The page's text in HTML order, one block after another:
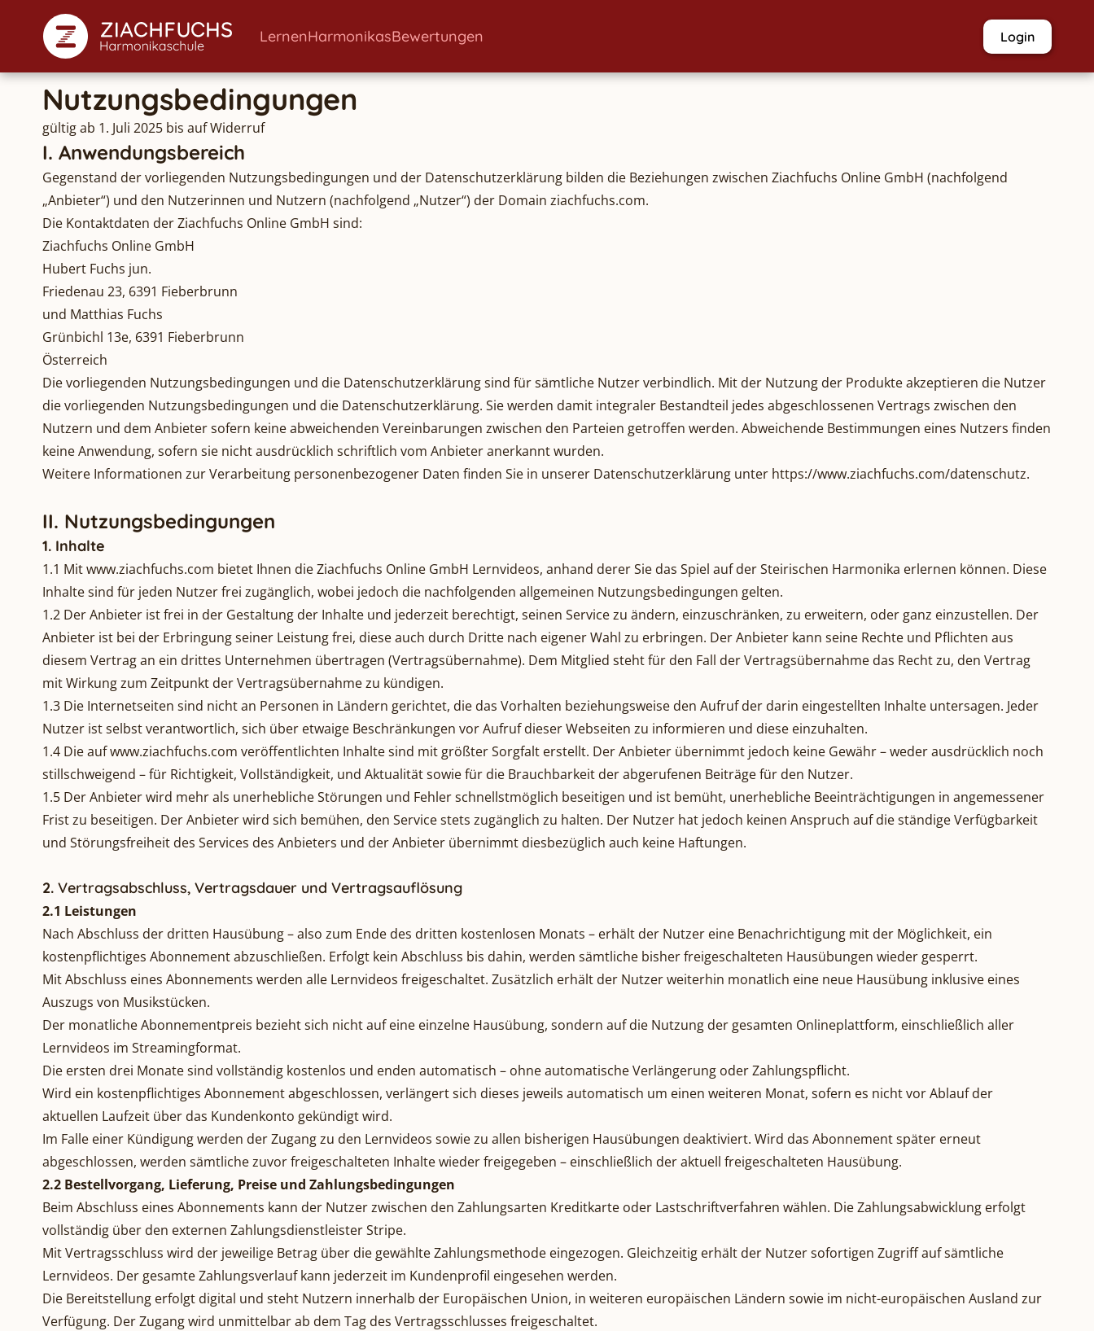
LernenHarmonikasBewertungen Login
Nutzungsbedingungen
gültig ab 1. Juli 2025 bis auf Widerruf
I. Anwendungsbereich
Gegenstand der vorliegenden Nutzungsbedingungen und der Datenschutzerklärung bilden die Beziehungen zwischen Ziachfuchs Online GmbH (nachfolgend
„Anbieter“) und den Nutzerinnen und Nutzern (nachfolgend „Nutzer“) der Domain ziachfuchs.com.
Die Kontaktdaten der Ziachfuchs Online GmbH sind:
Ziachfuchs Online GmbH
Hubert Fuchs jun.
Friedenau 23, 6391 Fieberbrunn
und Matthias Fuchs
Grünbichl 13e, 6391 Fieberbrunn
Österreich
Die vorliegenden Nutzungsbedingungen und die Datenschutzerklärung sind für sämtliche Nutzer verbindlich. Mit der Nutzung der Produkte akzeptieren die Nutzer
die vorliegenden Nutzungsbedingungen und die Datenschutzerklärung. Sie werden damit integraler Bestandteil jedes abgeschlossenen Vertrags zwischen den
Nutzern und dem Anbieter sofern keine abweichenden Vereinbarungen zwischen den Parteien getroffen werden. Abweichende Bestimmungen eines Nutzers finden
keine Anwendung, sofern sie nicht ausdrücklich schriftlich vom Anbieter anerkannt wurden.
Weitere Informationen zur Verarbeitung personenbezogener Daten finden Sie in unserer Datenschutzerklärung unter https://www.ziachfuchs.com/datenschutz.
II. Nutzungsbedingungen
1. Inhalte
1.1 Mitwww.ziachfuchs.com bietet Ihnen die Ziachfuchs Online GmbH Lernvideos, anhand derer Sie das Spiel auf der Steirischen Harmonika erlernen können. Diese
Inhalte sind für jeden Nutzer frei zugänglich, wobei jedoch die nachfolgenden allgemeinen Nutzungsbedingungen gelten.
1.2 Der Anbieter ist frei in der Gestaltung der Inhalte und jederzeit berechtigt, seinen Service zu ändern, einzuschränken, zu erweitern, oder ganz einzustellen. Der
Anbieter ist bei der Erbringung seiner Leistung frei, diese auch durch Dritte nach eigener Wahl zu erbringen. Der Anbieter kann seine Rechte und Pflichten aus
diesem Vertrag an ein drittes Unternehmen übertragen (Vertragsübernahme). Dem Mitglied steht für den Fall der Vertragsübernahme das Recht zu, den Vertrag
mit Wirkung zum Zeitpunkt der Vertragsübernahme zu kündigen.
1.3 Die Internetseiten sind nicht an Personen in Ländern gerichtet, die das Vorhalten beziehungsweise den Aufruf der darin eingestellten Inhalte untersagen. Jeder
Nutzer ist selbst verantwortlich, sich über etwaige Beschränkungen vor Aufruf dieser Webseiten zu informieren und diese einzuhalten.
1.4 Die aufwww.ziachfuchs.com veröffentlichten Inhalte sind mit größter Sorgfalt erstellt. Der Anbieter übernimmt jedoch keine Gewähr – weder ausdrücklich noch
stillschweigend – für Richtigkeit, Vollständigkeit, und Aktualität sowie für die Brauchbarkeit der abgerufenen Beiträge für den Nutzer.
1.5 Der Anbieter wird mehr als unerhebliche Störungen und Fehler schnellstmöglich beseitigen und ist bemüht, unerhebliche Beeinträchtigungen in angemessener
Frist zu beseitigen. Der Anbieter wird sich bemühen, den Service stets zugänglich zu halten. Der Nutzer hat jedoch keinen Anspruch auf die ständige Verfügbarkeit
und Störungsfreiheit des Services des Anbieters und der Anbieter übernimmt diesbezüglich auch keine Haftungen.
2. Vertragsabschluss, Vertragsdauer und Vertragsauflösung
2.1 Leistungen
Nach Abschluss der dritten Hausübung – also zum Ende des dritten kostenlosen Monats – erhält der Nutzer eine Benachrichtigung mit der Möglichkeit, ein
kostenpflichtiges Abonnement abzuschließen. Erfolgt kein Abschluss bis dahin, werden sämtliche bisher freigeschalteten Hausübungen wieder gesperrt.
Mit Abschluss eines Abonnements werden alle Lernvideos freigeschaltet. Zusätzlich erhält der Nutzer weiterhin monatlich eine neue Hausübung inklusive eines
Auszugs von Musikstücken.
Der monatliche Abonnementpreis bezieht sich nicht auf eine einzelne Hausübung, sondern auf die Nutzung der gesamten Onlineplattform, einschließlich aller
Lernvideos im Streamingformat.
Die ersten drei Monate sind vollständig kostenlos und enden automatisch – ohne automatische Verlängerung oder Zahlungspflicht.
Wird ein kostenpflichtiges Abonnement abgeschlossen, verlängert sich dieses jeweils automatisch um einen weiteren Monat, sofern es nicht vor Ablauf der
aktuellen Laufzeit über das Kundenkonto gekündigt wird.
Im Falle einer Kündigung werden der Zugang zu den Lernvideos sowie zu allen bisherigen Hausübungen deaktiviert. Wird das Abonnement später erneut
abgeschlossen, werden sämtliche zuvor freigeschalteten Inhalte wieder freigegeben – einschließlich der aktuell freigeschalteten Hausübung.
2.2 Bestellvorgang, Lieferung, Preise und Zahlungsbedingungen
Beim Abschluss eines Abonnements kann der Nutzer zwischen den Zahlungsarten Kreditkarte oder Lastschriftverfahren wählen. Die Zahlungsabwicklung erfolgt
vollständig über den externen Zahlungsdienstleister Stripe.
Mit Vertragsschluss wird der jeweilige Betrag über die gewählte Zahlungsmethode eingezogen. Gleichzeitig erhält der Nutzer sofortigen Zugriff auf sämtliche
Lernvideos. Der gesamte Zahlungsverlauf kann jederzeit im Kundenprofil eingesehen werden.
Die Bereitstellung erfolgt digital und steht Nutzern innerhalb der Europäischen Union, in weiteren europäischen Ländern sowie im nicht-europäischen Ausland zur
Verfügung. Der Zugang wird unmittelbar ab dem Tag des Vertragsschlusses freigeschaltet.